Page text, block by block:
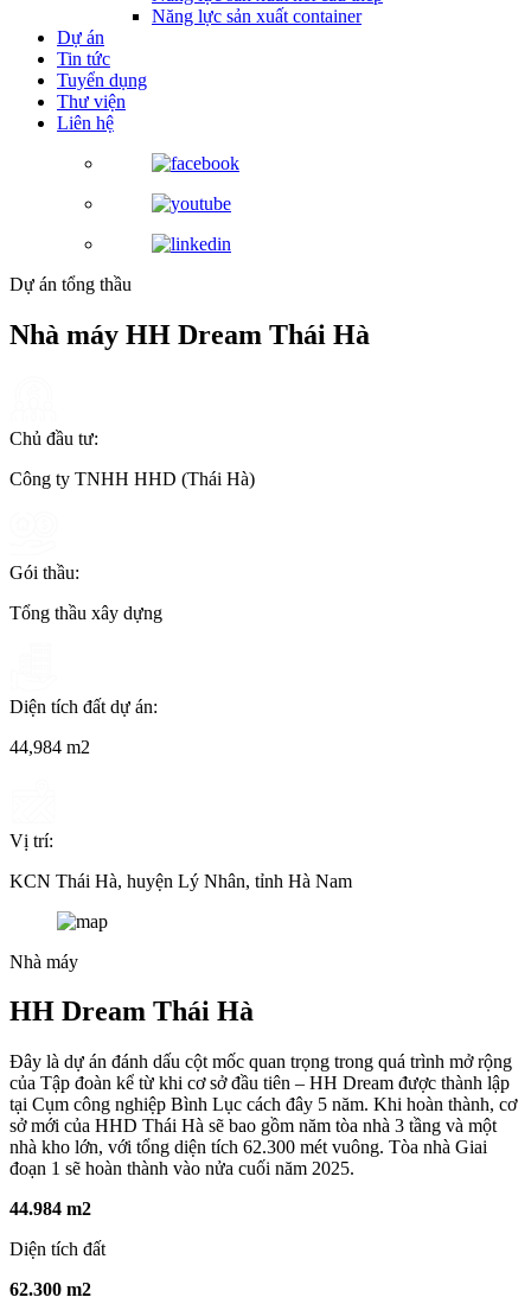
Năng lực sản xuất container
Dự án
Tin tức
Tuyển dụng
Thư viện
Liên hệ
Dự án tổng thầu
Nhà máy HH Dream Thái Hà
Chủ đầu tư:
Công ty TNHH HHD (Thái Hà)
Gói thầu:
Tổng thầu xây dựng
Diện tích đất dự án:
44,984 m2
Vị trí:
KCN Thái Hà, huyện Lý Nhân, tỉnh Hà Nam
Nhà máy
HH Dream Thái Hà
Đây là dự án đánh dấu cột mốc quan trọng trong quá trình mở rộng
của Tập đoàn kể từ khi cơ sở đầu tiên – HH Dream được thành lập
tại Cụm công nghiệp Bình Lục cách đây 5 năm. Khi hoàn thành, cơ
sở mới của HHD Thái Hà sẽ bao gồm năm tòa nhà 3 tầng và một
nhà kho lớn, với tổng diện tích 62.300 mét vuông. Tòa nhà Giai
đoạn 1 sẽ hoàn thành vào nửa cuối năm 2025.
44.984 m2
Diện tích đất
62.300 m2